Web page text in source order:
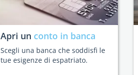
Apri un conto in banca
Scegli una banca che soddisfi le
tue esigenze di espatriato.